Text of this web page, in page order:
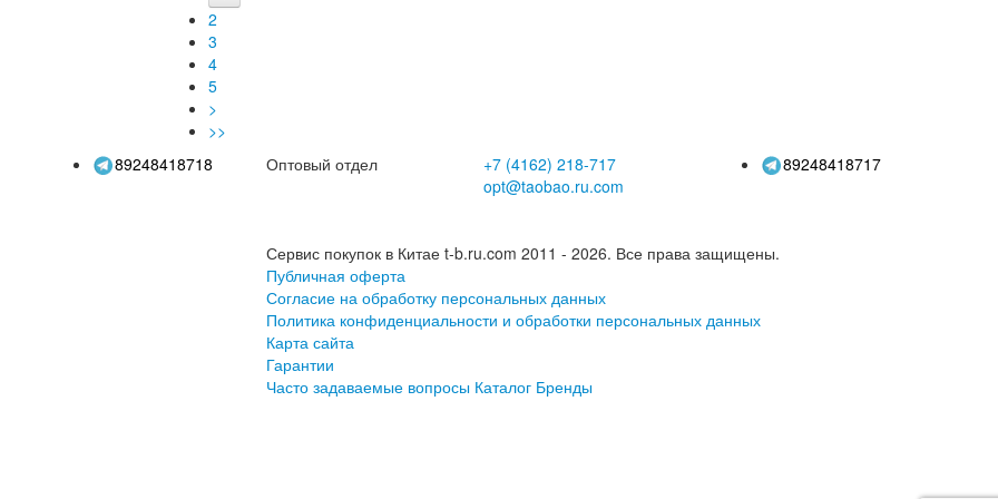
мужские свободные
2
3
4
5
>
>>
89248418718 Оптовый отдел +7 (4162) 218-717
opt@taobao.ru.com
89248418717
Сервис покупок в Китае t-b.ru.com 2011 - 2026. Все права защищены.
Публичная оферта
Согласие на обработку персональных данных
Политика конфиденциальности и обработки персональных данных
Карта сайта
Гарантии
Часто задаваемые вопросы Каталог Бренды